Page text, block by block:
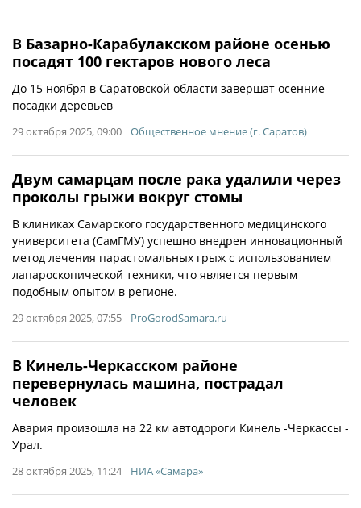
В Базарно-Карабулакском районе осенью
посадят 100 гектаров нового леса
До 15 ноября в Саратовской области завершат осенние
посадки деревьев
29 октября 2025, 09:00 Общественное мнение (г. Саратов)
Двум самарцам после рака удалили через
проколы грыжи вокруг стомы
В клиниках Самарского государственного медицинского
университета (СамГМУ) успешно внедрен инновационный
метод лечения парастомальных грыж с использованием
лапароскопической техники, что является первым
подобным опытом в регионе.
29 октября 2025, 07:55 ProGorodSamara.ru
В Кинель-Черкасском районе
перевернулась машина, пострадал
человек
Авария произошла на 22 км автодороги Кинель -Черкассы -
Урал.
28 октября 2025, 11:24 НИА «Самара»